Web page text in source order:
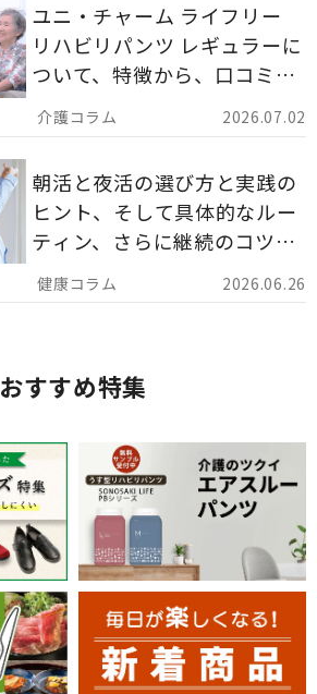
2026.07.02
ユニ・チャーム ライフリー
リハビリパンツ レギュラーに
ついて、特徴から、口コミ、
災害備蓄としての活用法まで
分かりやすく解説します。
2026.06.26
朝活と夜活の選び方と実践の
ヒント、そして具体的なルー
ティン、さらに継続のコツま
でを詳しくご紹介します。
おすすめ特集